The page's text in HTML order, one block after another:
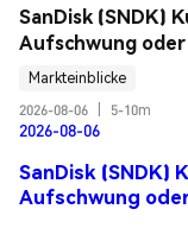
SanDisk (SNDK)
Aufschwung oder
Markteinblicke
2026-08-06
5-10m
2026-08-06
SanDisk (SNDK)
Aufschwung